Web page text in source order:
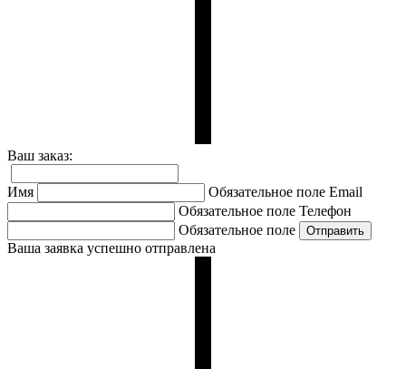
Ваш заказ:
Имя Обязательное поле Email
Обязательное поле Телефон
Обязательное поле
Ваша заявка успешно отправлена